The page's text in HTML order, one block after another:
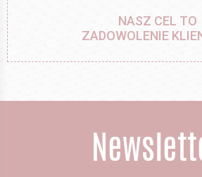
NASZ CEL TO
ZADOWOLENIE